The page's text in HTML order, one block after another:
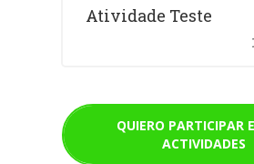
Atividade Teste
QUIERO PARTICIPAR
ACTIVIDADES